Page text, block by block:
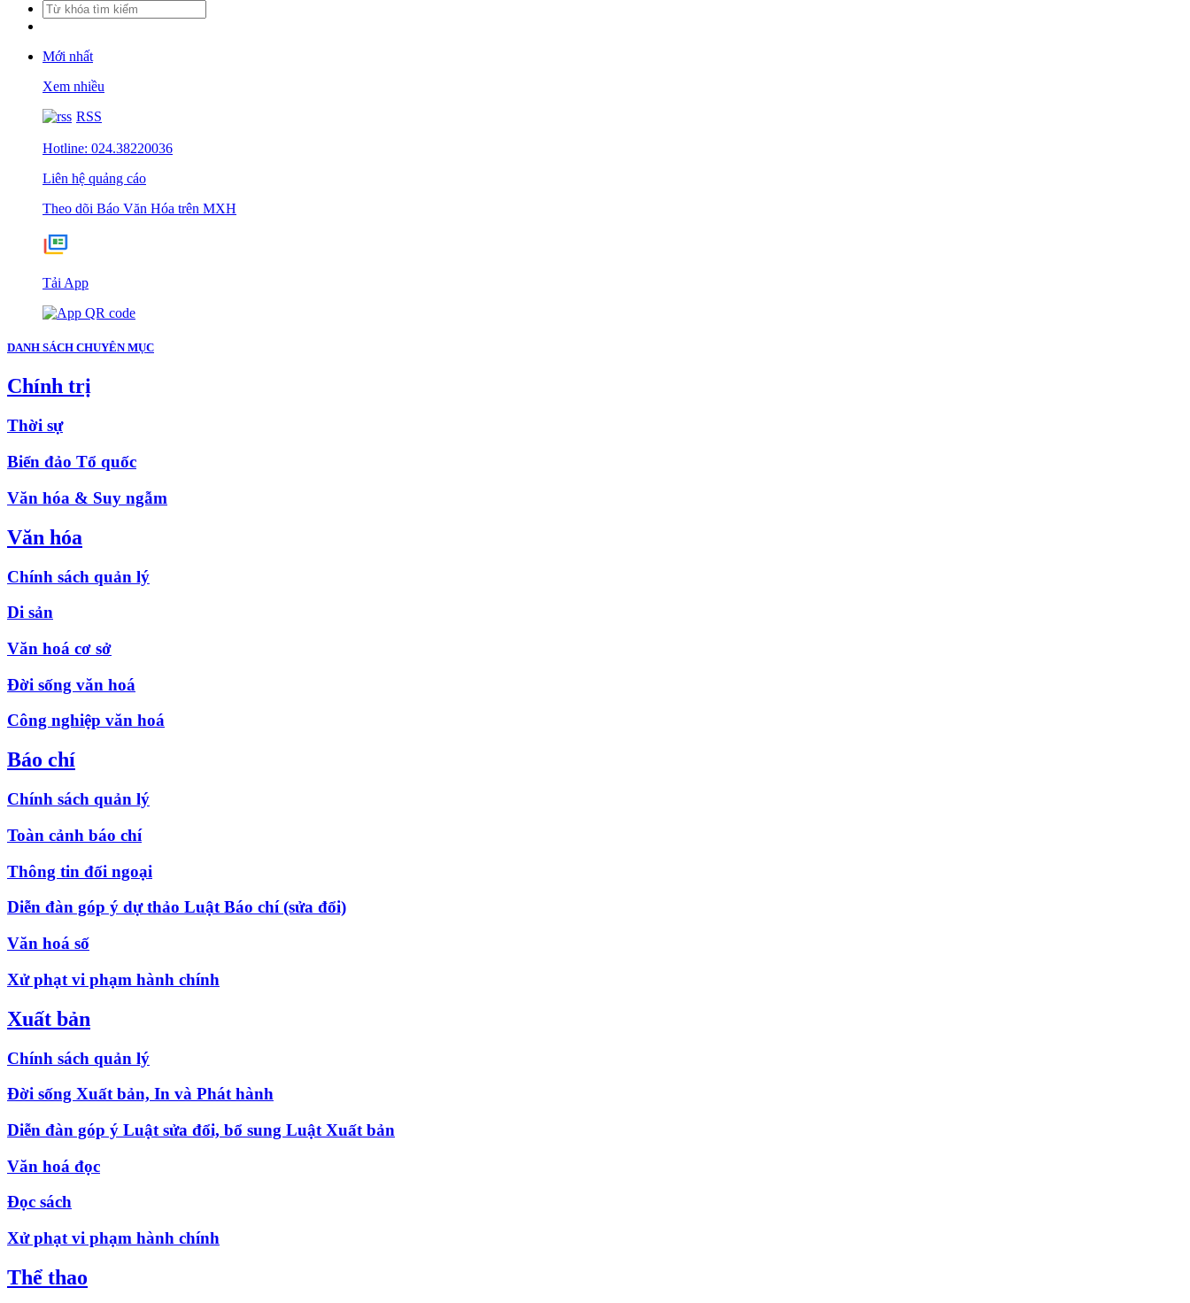
Mới nhất
Xem nhiều
RSS
Hotline: 024.38220036
Liên hệ quảng cáo
Theo dõi Báo Văn Hóa trên MXH
Tải App
DANH SÁCH CHUYÊN MỤC
Chính trị
Thời sự
Biển đảo Tổ quốc
Văn hóa & Suy ngẫm
Văn hóa
Chính sách quản lý
Di sản
Văn hoá cơ sở
Đời sống văn hoá
Công nghiệp văn hoá
Báo chí
Chính sách quản lý
Toàn cảnh báo chí
Thông tin đối ngoại
Diễn đàn góp ý dự thảo Luật Báo chí (sửa đổi)
Văn hoá số
Xử phạt vi phạm hành chính
Xuất bản
Chính sách quản lý
Đời sống Xuất bản, In và Phát hành
Diễn đàn góp ý Luật sửa đổi, bổ sung Luật Xuất bản
Văn hoá đọc
Đọc sách
Xử phạt vi phạm hành chính
Thể thao